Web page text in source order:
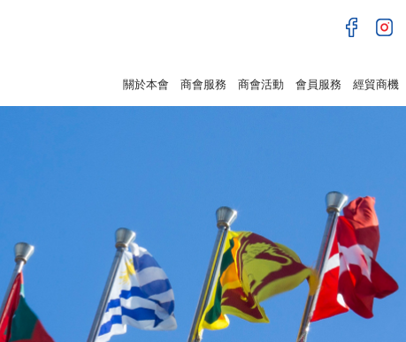
關於本會 商會服務 商會活動 會員服務 經貿商機